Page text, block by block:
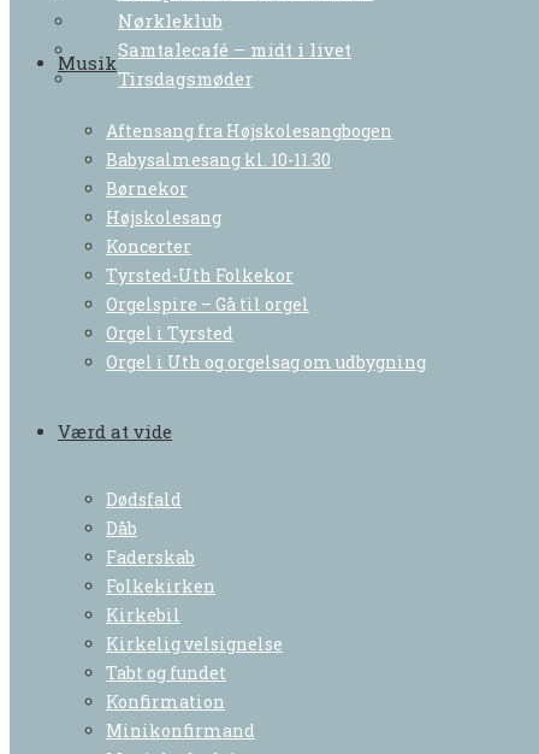
Nørkleklub
Samtalecafé – midt i livet
Tirsdagsmøder
Musik
Aftensang fra Højskolesangbogen
Babysalmesang kl. 10-11.30
Børnekor
Højskolesang
Koncerter
Tyrsted-Uth Folkekor
Orgelspire – Gå til orgel
Orgel i Tyrsted
Orgel i Uth og orgelsag om udbygning
Værd at vide
Dødsfald
Dåb
Faderskab
Folkekirken
Kirkebil
Kirkelig velsignelse
Tabt og fundet
Konfirmation
Minikonfirmand